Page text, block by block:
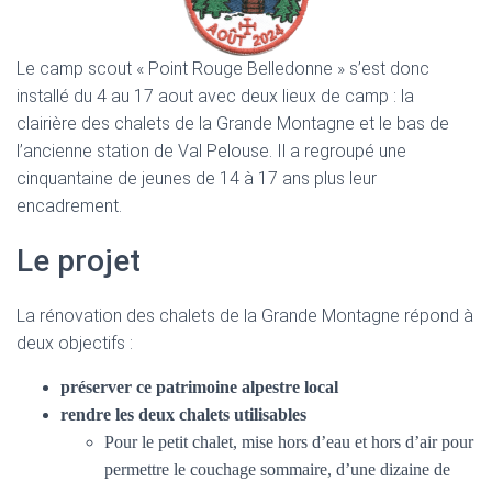
Le camp scout « Point Rouge Belledonne » s’est donc
installé du 4 au 17 aout avec deux lieux de camp : la
clairière des chalets de la Grande Montagne et le bas de
l’ancienne station de Val Pelouse. Il a regroupé une
cinquantaine de jeunes de 14 à 17 ans plus leur
encadrement.
Le projet
La rénovation des chalets de la Grande Montagne répond à
deux objectifs :
préserver ce patrimoine alpestre local
rendre les deux chalets utilisables
Pour le petit chalet, mise hors d’eau et hors d’air pour
permettre le couchage sommaire, d’une dizaine de